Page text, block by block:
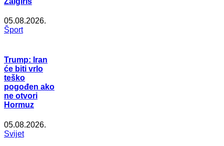
05.08.2026.
Šport
Trump: Iran
će biti vrlo
teško
pogođen ako
ne otvori
Hormuz
05.08.2026.
Svijet